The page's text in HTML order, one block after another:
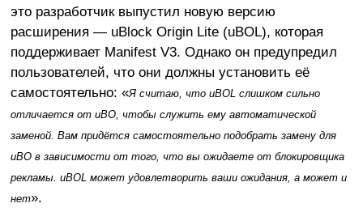
это разработчик выпустил новую версию
расширения — uBlock Origin Lite (uBOL), которая
поддерживает Manifest V3. Однако он предупредил
пользователей, что они должны установить её
самостоятельно: «Я считаю, что uBOL слишком сильно
отличается от uBO, чтобы служить ему автоматической
заменой. Вам придётся самостоятельно подобрать замену для
uBO в зависимости от того, что вы ожидаете от блокировщика
рекламы. uBOL может удовлетворить ваши ожидания, а может и
нет».